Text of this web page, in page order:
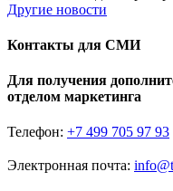
Другие новости
Контакты для СМИ
Для получения
отделом маркетинга
Телефон: +7 499 705 97 93
Электронная почта: